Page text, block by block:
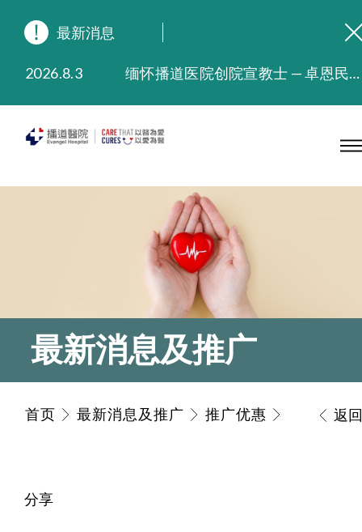
最新消息
2026.8.3
缅怀播道医院创院宣教士 — 卓恩民医生香港追思会
2025.9.23
本院在暴雨或台风警告信号 (包括黑色暴雨及8号或以上热带气旋警告信号) 下，仍会维持有限度服务。如有查询，可致电2711 5222。
2025.7.21
播道医院手机App已推出查阅病歷记录及求诊资料功能，请即下载
最新消息及推广
首页 最新消息及推广 推广优惠 返回
分享